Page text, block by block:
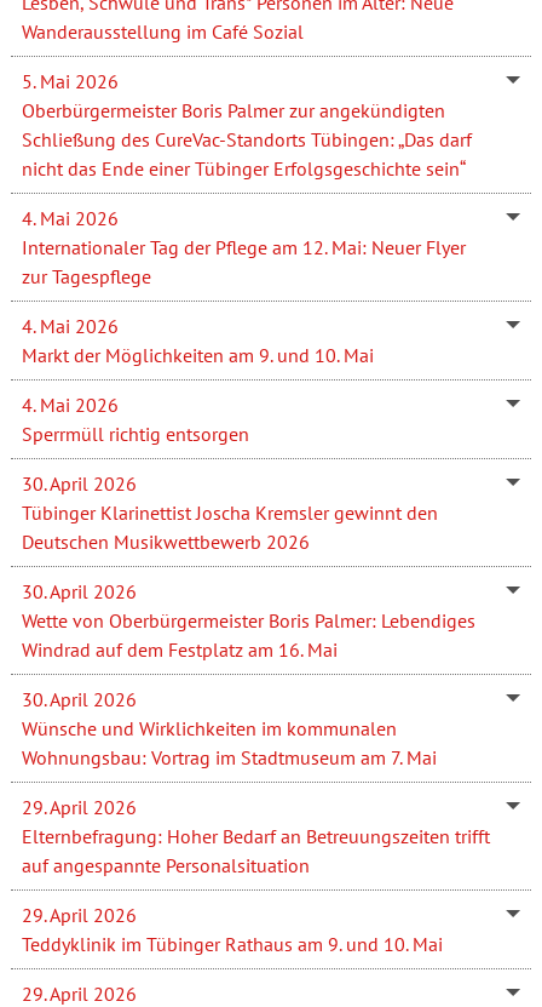
Wanderausstellung im Café Sozial
5. Mai 2026
Oberbürgermeister Boris Palmer zur angekündigten
Schließung des CureVac-Standorts Tübingen: „Das darf
nicht das Ende einer Tübinger Erfolgsgeschichte sein“
4. Mai 2026
Internationaler Tag der Pflege am 12. Mai: Neuer Flyer
zur Tagespflege
4. Mai 2026
Markt der Möglichkeiten am 9. und 10. Mai
4. Mai 2026
Sperrmüll richtig entsorgen
30. April 2026
Tübinger Klarinettist Joscha Kremsler gewinnt den
Deutschen Musikwettbewerb 2026
30. April 2026
Wette von Oberbürgermeister Boris Palmer: Lebendiges
Windrad auf dem Festplatz am 16. Mai
30. April 2026
Wünsche und Wirklichkeiten im kommunalen
Wohnungsbau: Vortrag im Stadtmuseum am 7. Mai
29. April 2026
Elternbefragung: Hoher Bedarf an Betreuungszeiten trifft
auf angespannte Personalsituation
29. April 2026
Teddyklinik im Tübinger Rathaus am 9. und 10. Mai
29. April 2026